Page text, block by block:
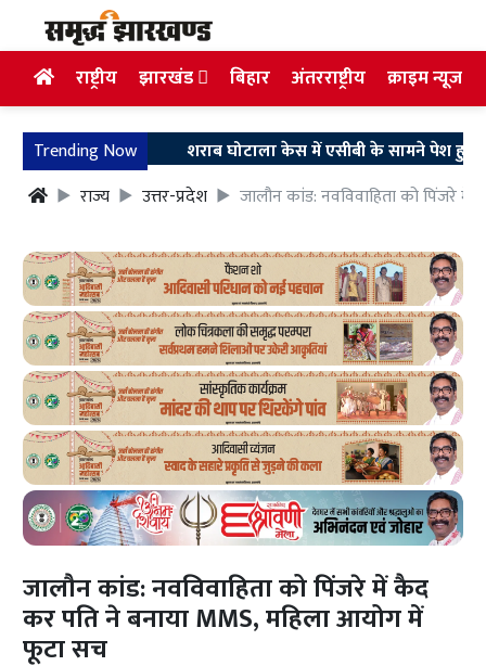
राष्ट्रीय झारखंड बिहार अंतरराष्ट्रीय क्राइम न्यूज
Trending Nowशराब घोटाला केस में एसीबी के सामने पेश हुए अरुण
राज्य
उत्तर-प्रदेश जालौन कांड: नवविवाहिता को पिंजरे
जालौन कांड: नवविवाहिता को पिंजरे में कैद
कर पति ने बनाया MMS, महिला आयोग में
फूटा सच